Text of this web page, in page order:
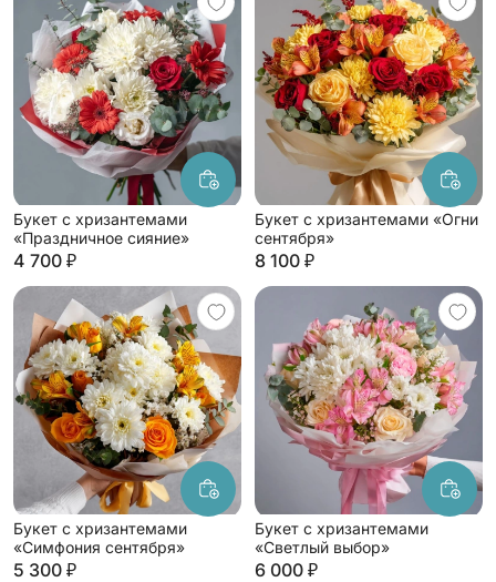
Букет с хризантемами
«Праздничное сияние»
4 700 ₽
Букет с хризантемами «Огни
сентября»
8 100 ₽
Букет с хризантемами
«Симфония сентября»
5 300 ₽
Букет с хризантемами
«Светлый выбор»
6 000 ₽